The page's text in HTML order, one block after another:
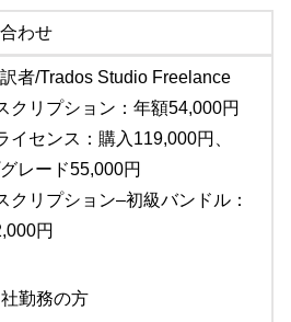
わせ
者/Trados Studio Freelance
クリプション：年額54,000円
イセンス：購入119,000円、
レード55,000円
クリプション–初級バンドル：
円
勤務の方